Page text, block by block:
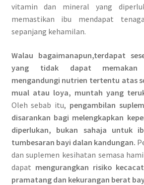
vitamin dan mineral yang
memastikan ibu mendapat
sepanjang kehamilan.
Walau bagaimanapun,terdapat
yang tidak dapat memakan
mengandungi nutrien tertentu atas
mual atau loya, muntah yang
Oleh sebab itu, pengambilan
disarankan bagi melengkapkan
diperlukan, bukan sahaja untuk
tumbesaran bayi dalan kandungan.
dan suplemen kesihatan semasa
dapat mengurangkan risiko
pramatang dan kekurangan berat